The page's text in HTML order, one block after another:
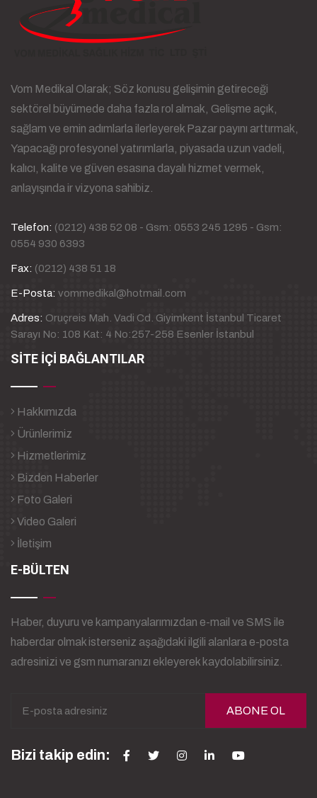
Vom Medikal Olarak; Söz konusu gelişimin getireceği
sektörel büyümede daha fazla rol almak, Gelişme açık,
sağlam ve emin adımlarla ilerleyerek Pazar payını arttırmak,
Yapacağı profesyonel yatırımlarla, piyasada uzun vadeli,
kalıcı, kalite ve güven esasına dayalı hizmet vermek,
anlayışında ir vizyona sahibiz.
Telefon: (0212) 438 52 08 - Gsm: 0553 245 1295 - Gsm:
0554 930 6393
Fax: (0212) 438 51 18
E-Posta: vommedikal@hotmail.com
Adres: Oruçreis Mah. Vadi Cd. Giyimkent İstanbul Ticaret
Sarayı No: 108 Kat: 4 No:257-258 Esenler İstanbul
SİTE İÇİ BAĞLANTILAR
Hakkımızda
Ürünlerimiz
Hizmetlerimiz
Bizden Haberler
Foto Galeri
Video Galeri
İletişim
E-BÜLTEN
Haber, duyuru ve kampanyalarımızdan e-mail ve SMS ile
haberdar olmak isterseniz aşağıdaki ilgili alanlara e-posta
adresinizi ve gsm numaranızı ekleyerek kaydolabilirsiniz.
ABONE OL
Bizi takip edin: